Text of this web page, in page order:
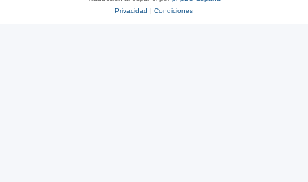
Privacidad | Condiciones